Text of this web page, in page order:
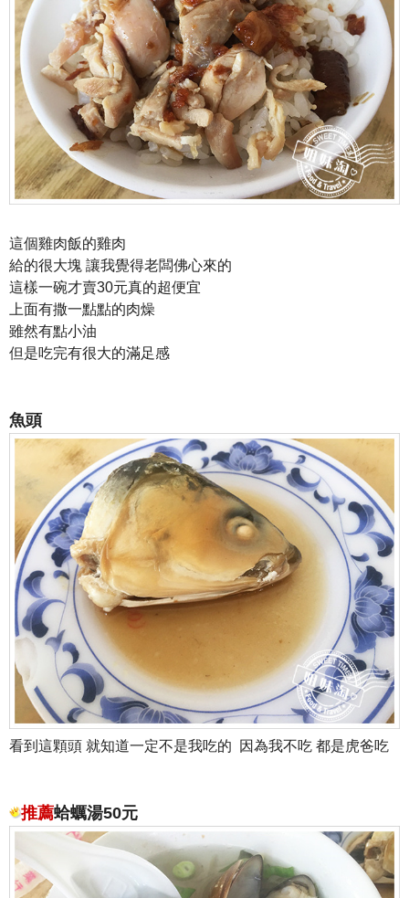
這個雞肉飯的雞肉
給的很大塊 讓我覺得老闆佛心來的
這樣一碗才賣30元真的超便宜
上面有撒一點點的肉燥
雖然有點小油
但是吃完有很大的滿足感
魚頭
看到這顆頭 就知道一定不是我吃的 因為我不吃 都是虎爸吃
推薦蛤蠣湯50元